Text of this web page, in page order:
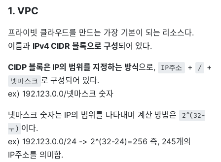
1. VPC
프라이빗 클라우드를 만드는 가장 기본이 되는 리소스다.
이름과 IPv4 CIDR 블록으로 구성되어 있다.
CIDP 블록은 IP의 범위를 지정하는 방식으로, IP주소 + / +
넷마스크 로 구성되어 있다.
ex) 192.123.0.0/넷마스크 숫자
넷마스크 숫자는 IP의 범위를 나타내며 계산 방법은
2^(32-
ㅜ) 이다.
ex) 192.123.0.0/24 -> 2^(32-24)=256 즉, 245개의
IP주소를 의미함.